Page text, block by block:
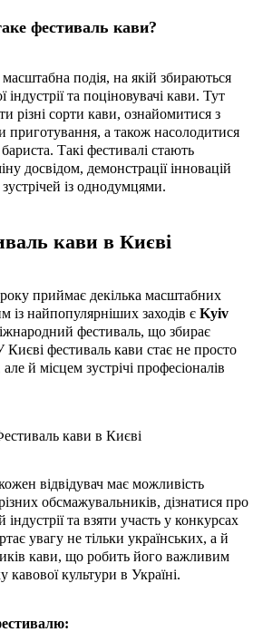
фестиваль кави?
подія, на якій збираються
індустрії та поціновувачі кави. Тут
різні сорти кави, ознайомитися з
приготування, а також насолодитися
Такі фестивалі стають
досвідом, демонстрації інновацій
із однодумцями.
кави в Києві
приймає декілька масштабних
із найпопулярніших заходів є Kyiv
фестиваль, що збирає
Києві фестиваль кави стає не просто
й місцем зустрічі професіоналів
відвідувач має можливість
обсмажувальників, дізнатися про
індустрії та взяти участь у конкурсах
увагу не тільки українських, а й
кави, що робить його важливим
кавової культури в Україні.